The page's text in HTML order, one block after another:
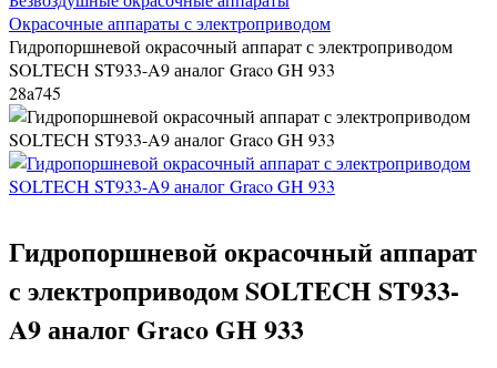
Окрасочные аппараты с электроприводом
Гидропоршневой окрасочный аппарат с электроприводом
SOLTECH ST933-A9 аналог Graco GH 933
28a745
Гидропоршневой окрасочный аппарат
с электроприводом SOLTECH ST933-
A9 аналог Graco GH 933